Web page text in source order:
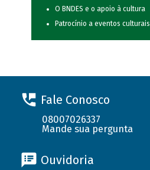
O BNDES e o apoio à cultura
Patrocínio a eventos culturais
Fale Conosco
08007026337
Mande sua pergunta
Ouvidoria